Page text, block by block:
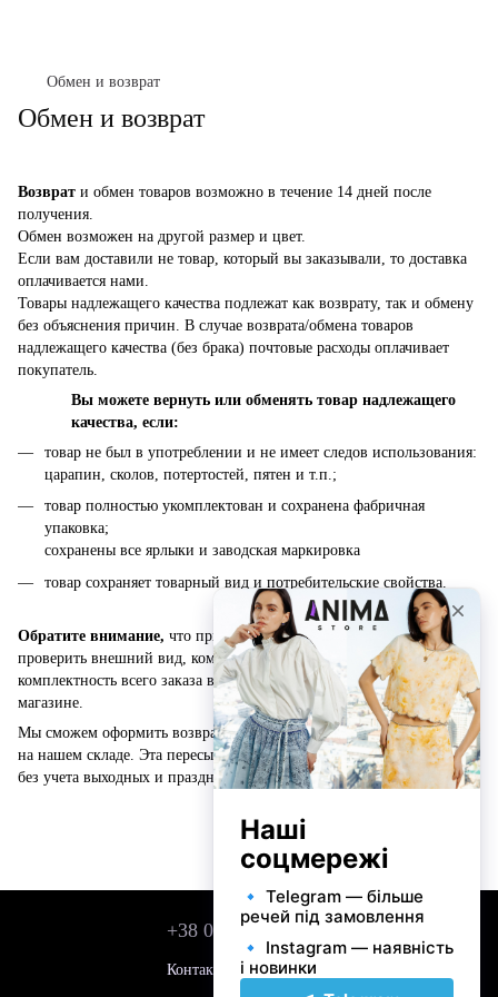
Обмен и возврат
Обмен и возврат
Возврат и обмен товаров возможно в течение 14 дней после
получения.
Обмен возможен на другой размер и цвет.
Если вам доставили не товар, который вы заказывали, то доставка
оплачивается нами.
Товары надлежащего качества подлежат как возврату, так и обмену
без объяснения причин. В случае возврата/обмена товаров
надлежащего качества (без брака) почтовые расходы оплачивает
покупатель.
Вы можете вернуть или обменять товар надлежащего
качества, если:
товар не был в употреблении и не имеет следов использования:
царапин, сколов, потертостей, пятен и т.п.;
товар полностью укомплектован и сохранена фабричная
упаковка;
сохранены все ярлыки и заводская маркировка
товар сохраняет товарный вид и потребительские свойства.
Обратите внимание, что при получении заказа вы можете
проверить внешний вид, комплектность товара, а также
комплектность всего заказа в момент получения на почте или в
магазине.
Мы сможем оформить возврат тогда, когда получим Вашу посылку
на нашем складе. Эта пересылка может занять до 5-7 рабочих дней
без учета выходных и праздничных дней.
+38 050 743 01 42
Контактная информация